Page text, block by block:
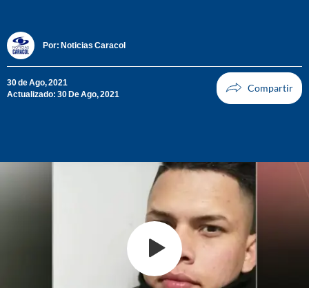
Por: Noticias Caracol
30 de Ago, 2021
Actualizado: 30 De Ago, 2021